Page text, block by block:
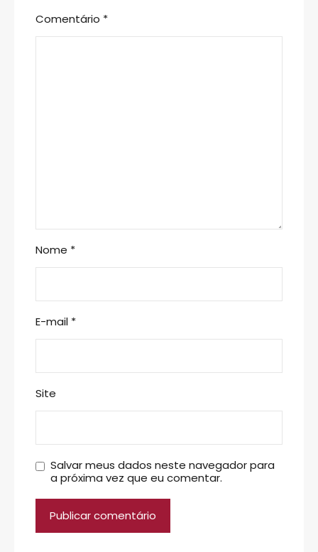
Comentário *
Nome *
E-mail *
Site
Salvar meus dados neste navegador para
a próxima vez que eu comentar.